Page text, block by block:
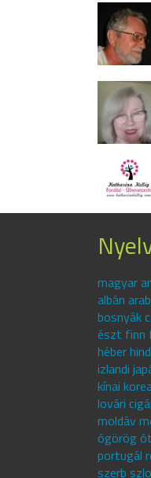
magyar
albán
bosnyák
észt finn
héber
izlandi
kínai
lovári
moldáv
ógörög
portugál
szerb